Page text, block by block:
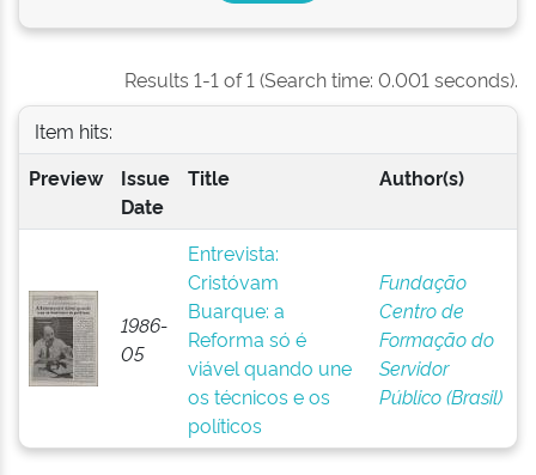
Results 1-1 of 1 (Search time: 0.001 seconds).
Item hits:
Preview
Issue
Date
Title Author(s)
1986-
05
Entrevista:
Cristóvam
Buarque: a
Reforma só é
viável quando une
os técnicos e os
políticos
Fundação
Centro de
Formação do
Servidor
Público (Brasil)